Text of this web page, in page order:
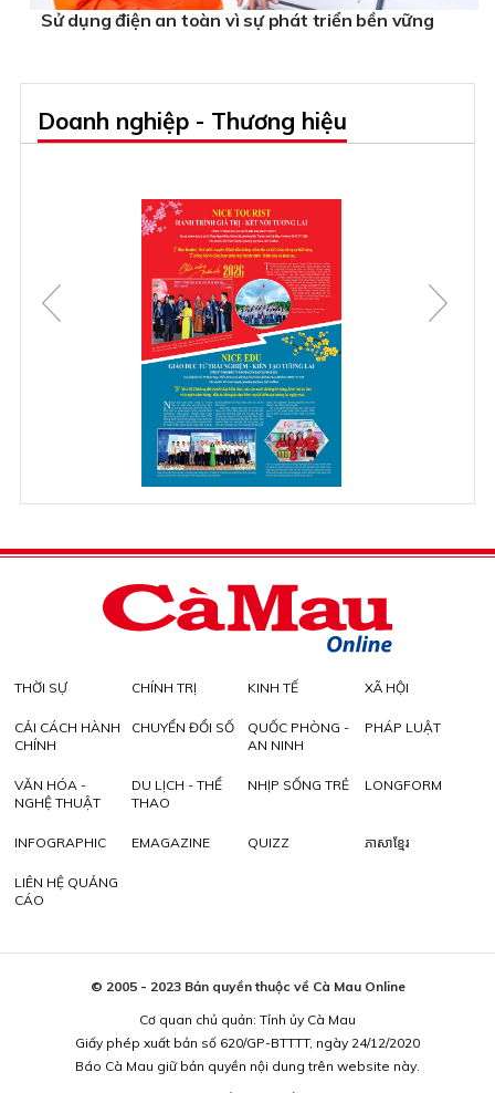
Sử dụng điện an toàn vì sự phát triển bền vững
Doanh nghiệp - Thương hiệu
THỜI SỰ CHÍNH TRỊ KINH TẾ XÃ HỘI
CẢI CÁCH HÀNH
CHÍNH
CHUYỂN ĐỔI SỐ
QUỐC PHÒNG -
AN NINH
PHÁP LUẬT
VĂN HÓA -
NGHỆ THUẬT
DU LỊCH - THỂ
THAO
NHỊP SỐNG TRẺ LONGFORM
INFOGRAPHIC EMAGAZINE QUIZZ ភាសាខ្មែរ
LIÊN HỆ QUẢNG
CÁO
© 2005 - 2023 Bản quyền thuộc về Cà Mau Online
Cơ quan chủ quản: Tỉnh ủy Cà Mau
Giấy phép xuất bản số 620/GP-BTTTT, ngày 24/12/2020
Báo Cà Mau giữ bản quyền nội dung trên website này.